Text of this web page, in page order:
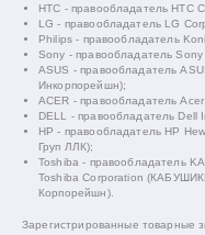
HTC - правообладатель
LG - правообладатель LG
Philips - правообладатель
Sony - правообладатель
ASUS - правообладатель
Инкорпорейшн);
ACER - правообладатель
DELL - правообладатель Dell
HP - правообладатель HP
Груп ЛЛК);
Toshiba - правообладатель
Toshiba Corporation
Корпорейшн).
Зарегистрированные товарные